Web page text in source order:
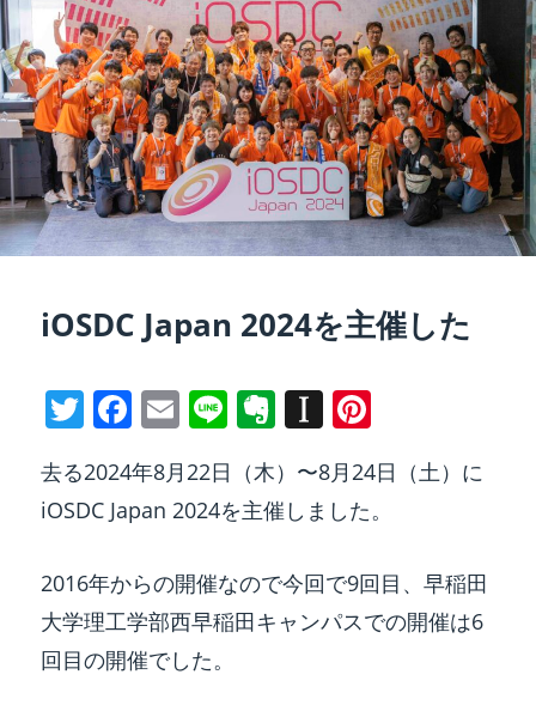
o
k
er
iOSDC Japan 2024を主催した
T
itt
er
F
c
e
b
o
o
k
E
ai
l
Li
e
E
er
n
ot
e
In
a
p
a
p
er
er
e
st
去る2024年8月22日（木）〜8月24日（土）に
iOSDC Japan 2024を主催しました。
2016年からの開催なので今回で9回目、早稲田
大学理工学部西早稲田キャンパスでの開催は6
回目の開催でした。